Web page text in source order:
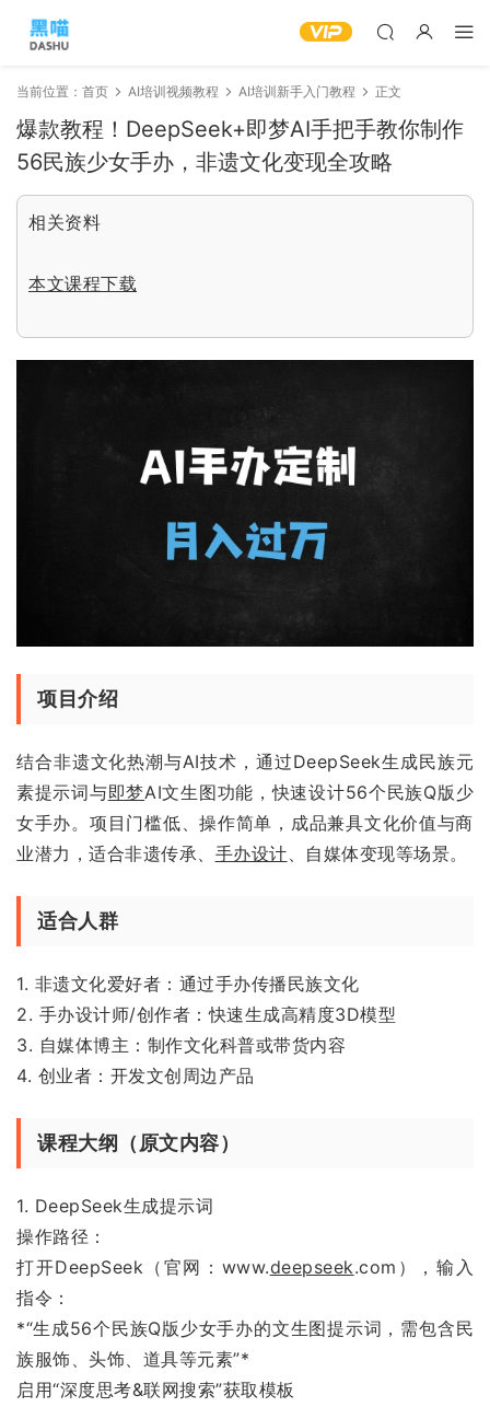
当前位置： 首页 AI培训视频教程 AI培训新手入门教程 正文
爆款教程！DeepSeek+即梦AI手把手教你制作
56民族少女手办，非遗文化变现全攻略
相关资料
本文课程下载
项目介绍
结合非遗文化热潮与AI技术，通过DeepSeek生成民族元
素提示词与即梦AI文生图功能，快速设计56个民族Q版少
女手办。项目门槛低、操作简单，成品兼具文化价值与商
业潜力，适合非遗传承、 手办设计 、自媒体变现等场景。
适合人群
1. 非遗文化爱好者：通过手办传播民族文化
2. 手办设计师/创作者：快速生成高精度3D模型
3. 自媒体博主：制作文化科普或带货内容
4. 创业者：开发文创周边产品
课程大纲（原文内容）
1. DeepSeek生成提示词
操作路径：
打开DeepSeek（官网：www.deepseek.com），输入
指令：
*“生成56个民族Q版少女手办的文生图提示词，需包含民
族服饰、头饰、道具等元素”*
启用“深度思考&联网搜索”获取模板